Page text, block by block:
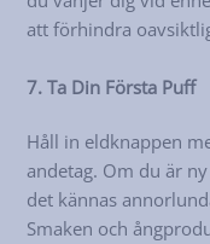
att förhindra
7. Ta Din Första Puff
Håll in eldknappen
andetag. Om du är
det kännas
Smaken och